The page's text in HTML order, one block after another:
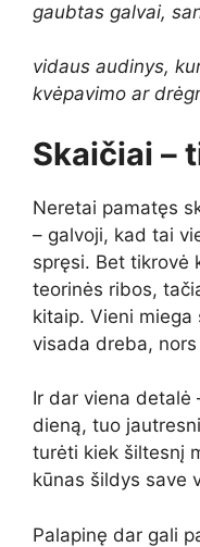
gaubtas galvai,
vidaus audinys,
kvėpavimo ar
Skaičiai –
Neretai pamatęs
– galvoji, kad tai
spręsi. Bet tikrovė
teorinės ribos,
kitaip. Vieni
visada dreba,
Ir dar viena detalė
dieną, tuo
turėti kiek šiltesnį
kūnas šildys save
Palapinę dar gali